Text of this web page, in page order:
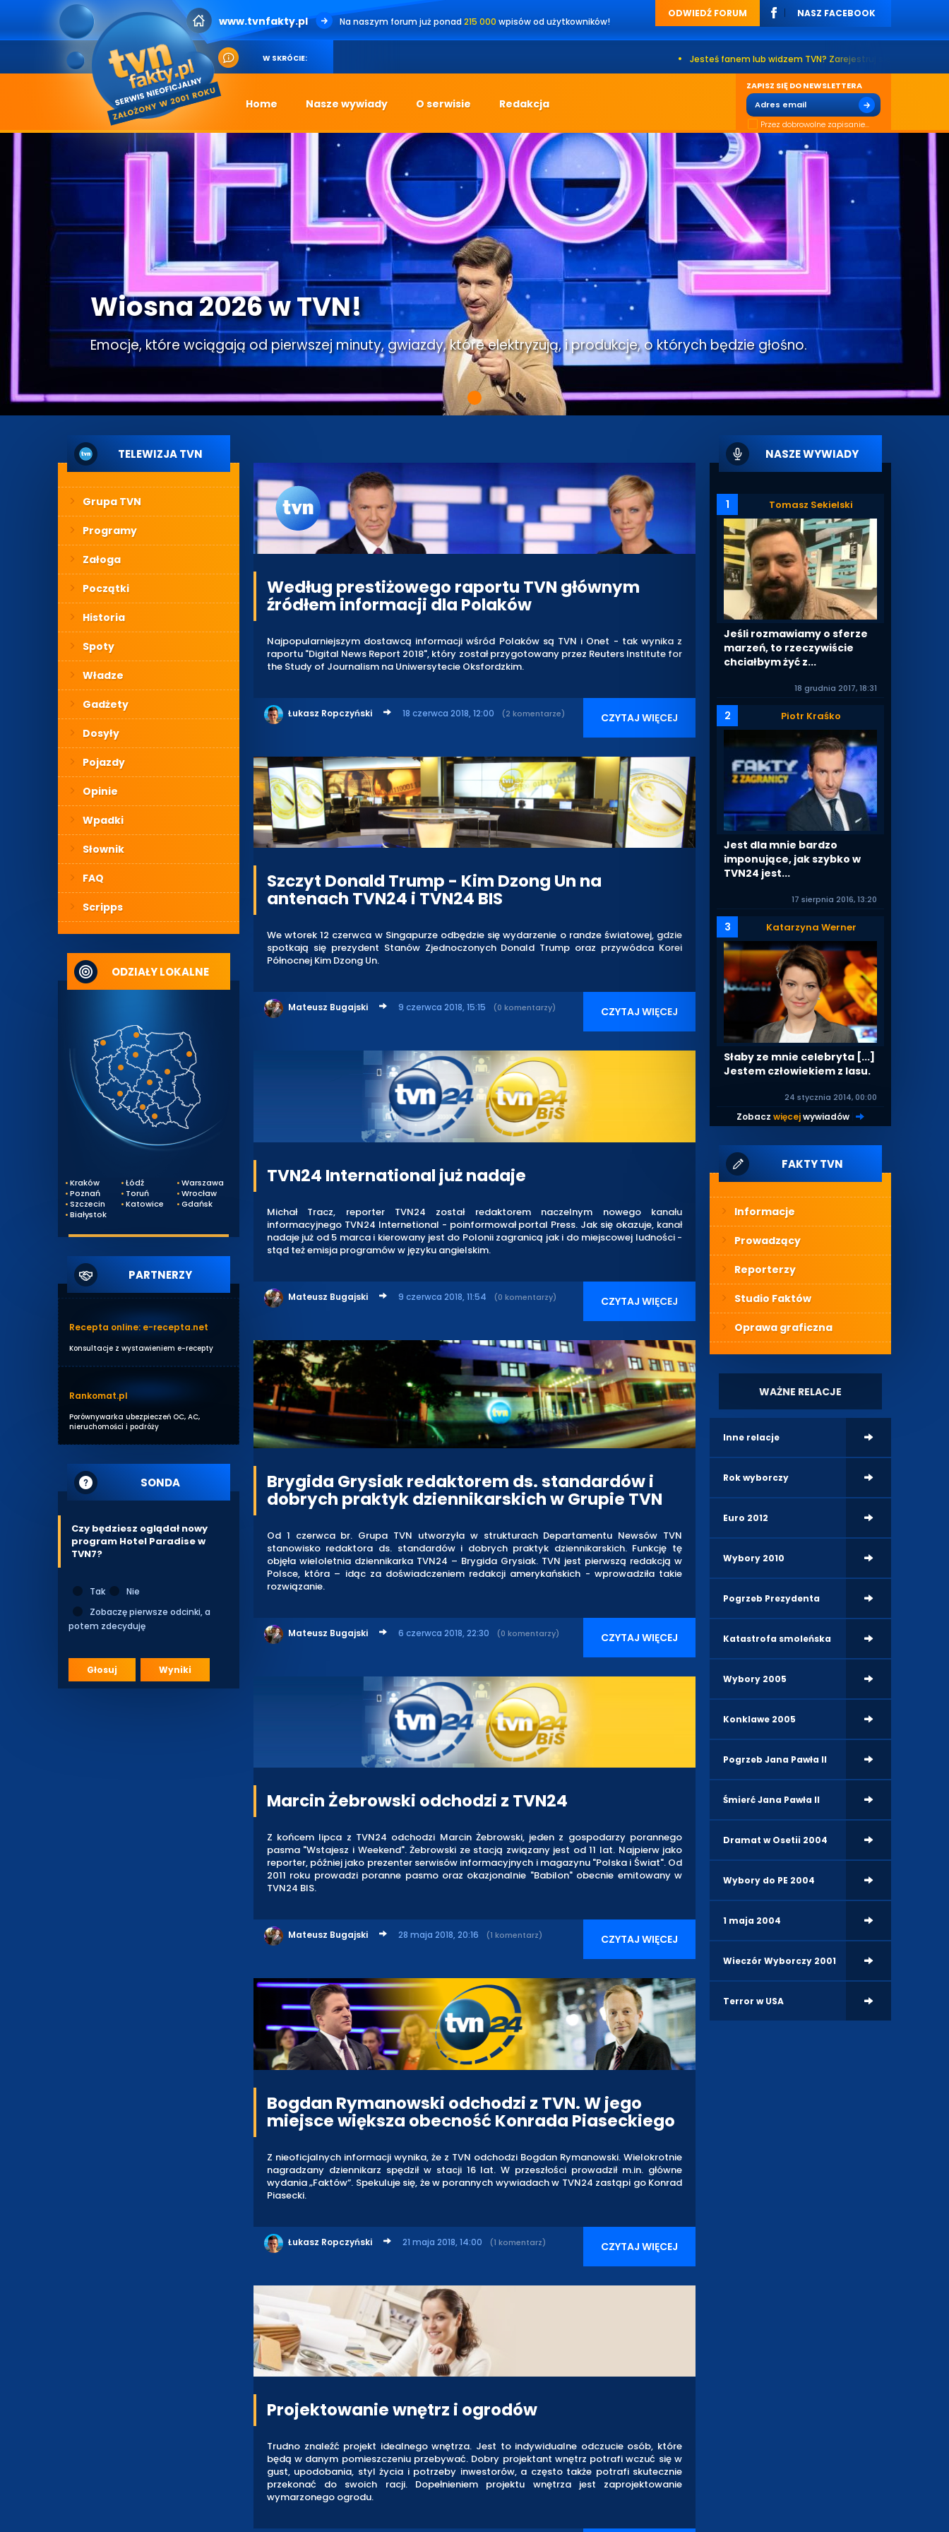
www.tvnfakty.pl Na naszym forum już ponad 215 000 wpisów od użytkowników!
ODWIEDŹ FORUM NASZ FACEBOOK
W SKRÓCIE: Jesteś fanem lub widzem TVN? Zarejestruj się na naszym forum. Już
Home Nasze wywiady O serwisie Redakcja
ZAPISZ SIĘ DO NEWSLETTERA
Przez dobrowolne zapisanie...
Wiosna 2026 w TVN!
Emocje, które wciągają od pierwszej minuty, gwiazdy, które elektryzują, i produkcje, o których będzie głośno.
TELEWIZJA TVN
Grupa TVN
Programy
Załoga
Początki
Historia
Spoty
Władze
Gadżety
Dosyły
Pojazdy
Opinie
Wpadki
Słownik
FAQ
Scripps
ODZIAŁY LOKALNE
Kraków Łódź
Warszawa
Poznań
Toruń
Wrocław
Szczecin
Katowice
Gdańsk
Białystok
PARTNERZY
Recepta online: e-recepta.net
Konsultacje z wystawieniem e-recepty
Rankomat.pl
Porównywarka ubezpieczeń OC, AC,
nieruchomości i podróży
SONDA
Czy będziesz oglądał nowy
program Hotel Paradise w
TVN7?
Tak
Nie
Zobaczę pierwsze odcinki, a
potem zdecyduję
Głosuj Wyniki
Według prestiżowego raportu TVN głównym
źródłem informacji dla Polaków
Najpopularniejszym dostawcą informacji wśród Polaków są TVN i Onet - tak wynika z
raportu "Digital News Report 2018", który został przygotowany przez Reuters Institute for
the Study of Journalism na Uniwersytecie Oksfordzkim.
Łukasz Ropczyński 18 czerwca 2018, 12:00 (2 komentarze) CZYTAJ WIĘCEJ
Szczyt Donald Trump - Kim Dzong Un na
antenach TVN24 i TVN24 BIS
We wtorek 12 czerwca w Singapurze odbędzie się wydarzenie o randze światowej, gdzie
spotkają się prezydent Stanów Zjednoczonych Donald Trump oraz przywódca Korei
Północnej Kim Dzong Un.
Mateusz Bugajski 9 czerwca 2018, 15:15 (0 komentarzy) CZYTAJ WIĘCEJ
TVN24 International już nadaje
Michał Tracz, reporter TVN24 został redaktorem naczelnym nowego kanału
informacyjnego TVN24 Internetional - poinformował portal Press. Jak się okazuje, kanał
nadaje już od 5 marca i kierowany jest do Polonii zagranicą jak i do miejscowej ludności -
stąd też emisja programów w języku angielskim.
Mateusz Bugajski 9 czerwca 2018, 11:54 (0 komentarzy) CZYTAJ WIĘCEJ
Brygida Grysiak redaktorem ds. standardów i
dobrych praktyk dziennikarskich w Grupie TVN
Od 1 czerwca br. Grupa TVN utworzyła w strukturach Departamentu Newsów TVN
stanowisko redaktora ds. standardów i dobrych praktyk dziennikarskich. Funkcję tę
objęła wieloletnia dziennikarka TVN24 – Brygida Grysiak. TVN jest pierwszą redakcją w
Polsce, która – idąc za doświadczeniem redakcji amerykańskich - wprowadziła takie
rozwiązanie.
Mateusz Bugajski 6 czerwca 2018, 22:30 (0 komentarzy) CZYTAJ WIĘCEJ
Marcin Żebrowski odchodzi z TVN24
Z końcem lipca z TVN24 odchodzi Marcin Żebrowski, jeden z gospodarzy porannego
pasma "Wstajesz i Weekend". Żebrowski ze stacją związany jest od 11 lat. Najpierw jako
reporter, później jako prezenter serwisów informacyjnych i magazynu "Polska i Świat". Od
2011 roku prowadzi poranne pasmo oraz okazjonalnie "Babilon" obecnie emitowany w
TVN24 BIS.
Mateusz Bugajski 28 maja 2018, 20:16 (1 komentarz) CZYTAJ WIĘCEJ
Bogdan Rymanowski odchodzi z TVN. W jego
miejsce większa obecność Konrada Piaseckiego
Z nieoficjalnych informacji wynika, że z TVN odchodzi Bogdan Rymanowski. Wielokrotnie
nagradzany dziennikarz spędził w stacji 16 lat. W przeszłości prowadził m.in. główne
wydania „Faktów”. Spekuluje się, że w porannych wywiadach w TVN24 zastąpi go Konrad
Piasecki.
Łukasz Ropczyński 21 maja 2018, 14:00 (1 komentarz) CZYTAJ WIĘCEJ
Projektowanie wnętrz i ogrodów
Trudno znaleźć projekt idealnego wnętrza. Jest to indywidualne odczucie osób, które
będą w danym pomieszczeniu przebywać. Dobry projektant wnętrz potrafi wczuć się w
gust, upodobania, styl życia i potrzeby inwestorów, a często także potrafi skutecznie
przekonać do swoich racji. Dopełnieniem projektu wnętrza jest zaprojektowanie
wymarzonego ogrodu.
NASZE WYWIADY
1 Tomasz Sekielski
Jeśli rozmawiamy o sferze
marzeń, to rzeczywiście
chciałbym żyć z...
18 grudnia 2017, 18:31
2 Piotr Kraśko
Jest dla mnie bardzo
imponujące, jak szybko w
TVN24 jest...
17 sierpnia 2016, 13:20
3 Katarzyna Werner
Słaby ze mnie celebryta [...]
Jestem człowiekiem z lasu.
24 stycznia 2014, 00:00
Zobaczwięcejwywiadów |
FAKTY TVN
Informacje
Prowadzący
Reporterzy
Studio Faktów
Oprawa graficzna
WAŻNE RELACJE
Inne relacje
Rok wyborczy
Euro 2012
Wybory 2010
Pogrzeb Prezydenta
Katastrofa smoleńska
Wybory 2005
Konklawe 2005
Pogrzeb Jana Pawła II
Śmierć Jana Pawła II
Dramat w Osetii 2004
Wybory do PE 2004
1 maja 2004
Wieczór Wyborczy 2001
Terror w USA